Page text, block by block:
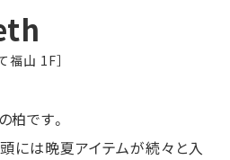
福山 1F］
の柏です。
には晩夏アイテムが続々と入